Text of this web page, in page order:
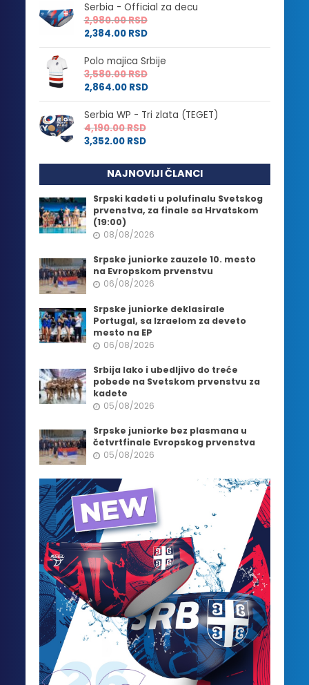
Serbia - Official za decu
2,980.00RSD
2,384.00 RSD
Polo majica Srbije
3,580.00RSD
2,864.00 RSD
Serbia WP - Tri zlata (TEGET)
4,190.00RSD
3,352.00 RSD
NAJNOVIJI ČLANCI
Srpski kadeti u polufinalu Svetskog
prvenstva, za finale sa Hrvatskom
(19:00)
08/08/2026
Srpske juniorke zauzele 10. mesto
na Evropskom prvenstvu
06/08/2026
Srpske juniorke deklasirale
Portugal, sa Izraelom za deveto
mesto na EP
06/08/2026
Srbija lako i ubedljivo do treće
pobede na Svetskom prvenstvu za
kadete
05/08/2026
Srpske juniorke bez plasmana u
četvrtfinale Evropskog prvenstva
05/08/2026